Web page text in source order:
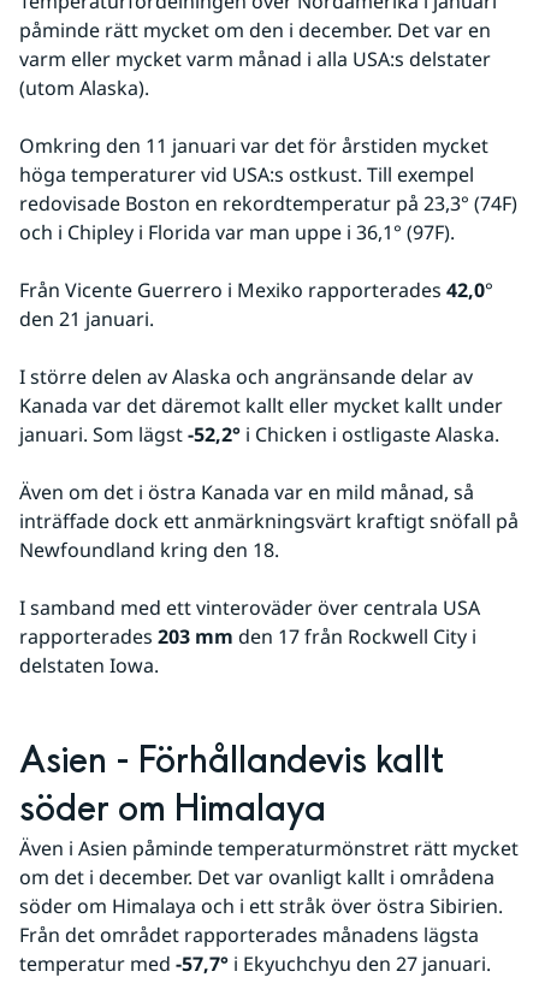
påminde rätt mycket om den i december. Det var en
varm eller mycket varm månad i alla USA:s delstater
(utom Alaska).
Omkring den 11 januari var det för årstiden mycket
höga temperaturer vid USA:s ostkust. Till exempel
redovisade Boston en rekordtemperatur på 23,3° (74F)
och i Chipley i Florida var man uppe i 36,1° (97F).
Från Vicente Guerrero i Mexiko rapporterades 42,0°
den 21 januari.
I större delen av Alaska och angränsande delar av
Kanada var det däremot kallt eller mycket kallt under
januari. Som lägst -52,2° i Chicken i ostligaste Alaska.
Även om det i östra Kanada var en mild månad, så
inträffade dock ett anmärkningsvärt kraftigt snöfall på
Newfoundland kring den 18.
I samband med ett vinteroväder över centrala USA
rapporterades 203 mm den 17 från Rockwell City i
delstaten Iowa.
Asien - Förhållandevis kallt
söder om Himalaya
Även i Asien påminde temperaturmönstret rätt mycket
om det i december. Det var ovanligt kallt i områdena
söder om Himalaya och i ett stråk över östra Sibirien.
Från det området rapporterades månadens lägsta
temperatur med -57,7° i Ekyuchchyu den 27 januari.